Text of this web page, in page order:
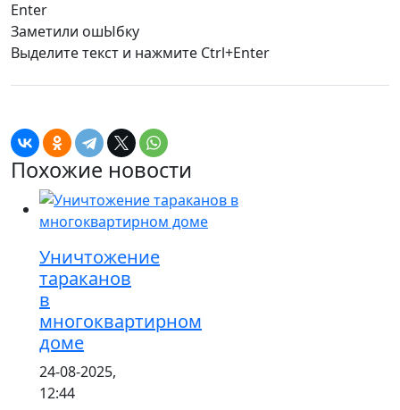
Enter
Заметили ошЫбку
Выделите текст и нажмите Ctrl+Enter
Похожие новости
Уничтожение
тараканов
в
многоквартирном
доме
24-08-2025,
12:44